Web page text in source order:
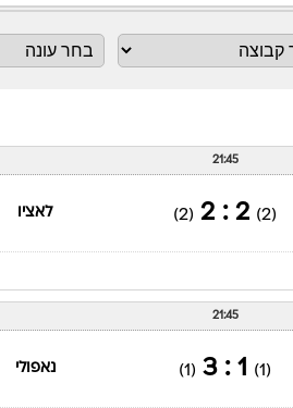
21:45
(2)
2 : 2
(2) לאציו
21:45
(1)
1 : 3
(1) נאפולי